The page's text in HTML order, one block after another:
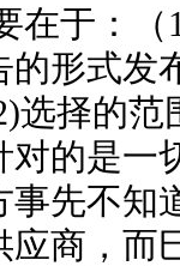
在于：
的形式发
选择的
对的是一
事先不知
商，而